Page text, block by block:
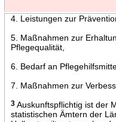
4. Leistungen zur
5. Maßnahmen zur
Pflegequalität,
6. Bedarf an
7. Maßnahmen zur
3Auskunftspflichtig ist der
statistischen Ämtern der